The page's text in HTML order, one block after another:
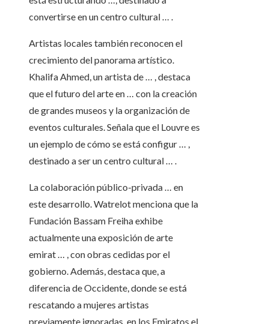
convertirse en un centro cultural … .
Artistas locales también reconocen el
crecimiento del panorama artístico.
Khalifa Ahmed, un artista de … , destaca
que el futuro del arte en … con la creación
de grandes museos y la organización de
eventos culturales. Señala que el Louvre es
un ejemplo de cómo se está configur … ,
destinado a ser un centro cultural … .
La colaboración público-privada … en
este desarrollo. Watrelot menciona que la
Fundación Bassam Freiha exhibe
actualmente una exposición de arte
emirat … , con obras cedidas por el
gobierno. Además, destaca que, a
diferencia de Occidente, donde se está
rescatando a mujeres artistas
previamente ignoradas, en los Emiratos el